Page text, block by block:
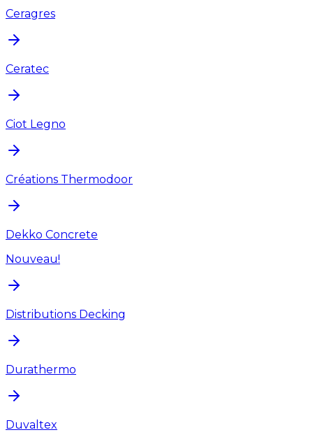
Ceragres
Ceratec
Ciot Legno
Créations Thermodoor
Dekko Concrete
Nouveau!
Distributions Decking
Durathermo
Duvaltex